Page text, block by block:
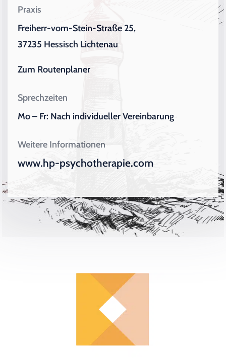
Praxis
Freiherr-vom-Stein-Straße 25,
37235 Hessisch Lichtenau
Zum Routenplaner
Sprechzeiten
Mo – Fr: Nach individueller Vereinbarung
Weitere Informationen
www.hp-psychotherapie.com